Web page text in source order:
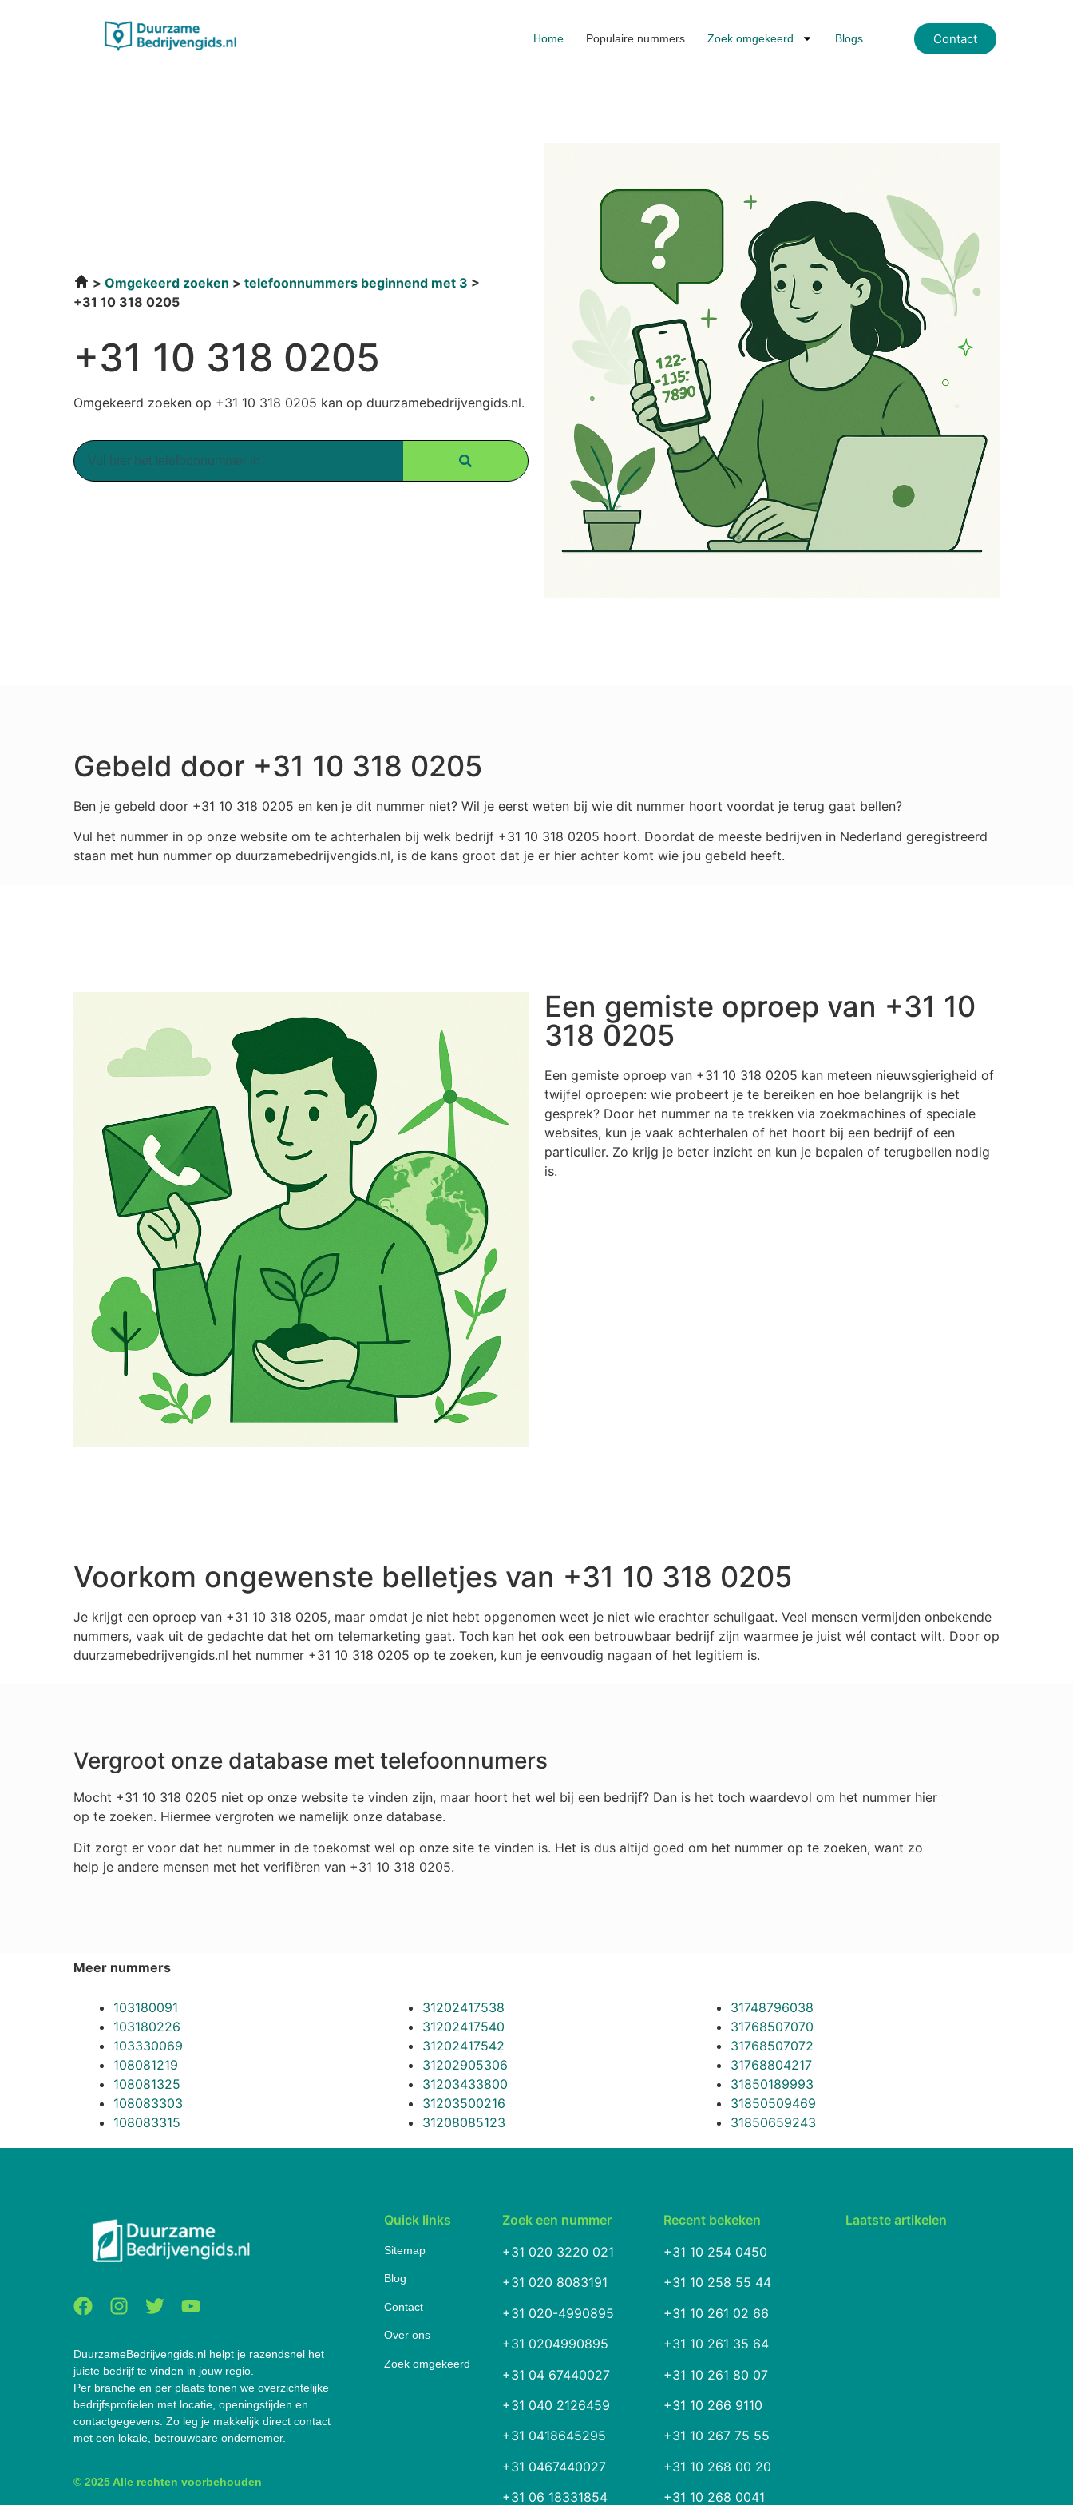
Home Populaire nummers Zoek omgekeerd Blogs Contact
Omgekeerd zoeken
telefoonnummers beginnend met 3
+31 10 318 0205
+31 10 318 0205
Omgekeerd zoeken op +31 10 318 0205 kan op duurzamebedrijvengids.nl.
Gebeld door +31 10 318 0205
Ben je gebeld door +31 10 318 0205 en ken je dit nummer niet? Wil je eerst weten bij wie dit nummer hoort voordat je terug gaat bellen?
Vul het nummer in op onze website om te achterhalen bij welk bedrijf +31 10 318 0205 hoort. Doordat de meeste bedrijven in Nederland geregistreerd
staan met hun nummer op duurzamebedrijvengids.nl, is de kans groot dat je er hier achter komt wie jou gebeld heeft.
Een gemiste oproep van +31 10
318 0205
Een gemiste oproep van +31 10 318 0205 kan meteen nieuwsgierigheid of
twijfel oproepen: wie probeert je te bereiken en hoe belangrijk is het
gesprek? Door het nummer na te trekken via zoekmachines of speciale
websites, kun je vaak achterhalen of het hoort bij een bedrijf of een
particulier. Zo krijg je beter inzicht en kun je bepalen of terugbellen nodig
is.
Voorkom ongewenste belletjes van +31 10 318 0205
Je krijgt een oproep van +31 10 318 0205, maar omdat je niet hebt opgenomen weet je niet wie erachter schuilgaat. Veel mensen vermijden onbekende
nummers, vaak uit de gedachte dat het om telemarketing gaat. Toch kan het ook een betrouwbaar bedrijf zijn waarmee je juist wél contact wilt. Door op
duurzamebedrijvengids.nl het nummer +31 10 318 0205 op te zoeken, kun je eenvoudig nagaan of het legitiem is.
Vergroot onze database met telefoonnumers
Mocht +31 10 318 0205 niet op onze website te vinden zijn, maar hoort het wel bij een bedrijf? Dan is het toch waardevol om het nummer hier
op te zoeken. Hiermee vergroten we namelijk onze database.
Dit zorgt er voor dat het nummer in de toekomst wel op onze site te vinden is. Het is dus altijd goed om het nummer op te zoeken, want zo
help je andere mensen met het verifiëren van +31 10 318 0205.
Meer nummers
103180091
103180226
103330069
108081219
108081325
108083303
108083315
31202417538
31202417540
31202417542
31202905306
31203433800
31203500216
31208085123
31748796038
31768507070
31768507072
31768804217
31850189993
31850509469
31850659243
DuurzameBedrijvengids.nl helpt je razendsnel het
juiste bedrijf te vinden in jouw regio.
Per branche en per plaats tonen we overzichtelijke
bedrijfsprofielen met locatie, openingstijden en
contactgegevens. Zo leg je makkelijk direct contact
met een lokale, betrouwbare ondernemer.
© 2025 Alle rechten voorbehouden
Quick links
Sitemap
Blog
Contact
Over ons
Zoek omgekeerd
Zoek een nummer
+31 020 3220 021
+31 020 8083191
+31 020-4990895
+31 0204990895
+31 04 67440027
+31 040 2126459
+31 0418645295
+31 0467440027
+31 06 18331854
Recent bekeken
+31 10 254 0450
+31 10 258 55 44
+31 10 261 02 66
+31 10 261 35 64
+31 10 261 80 07
+31 10 266 9110
+31 10 267 75 55
+31 10 268 00 20
+31 10 268 0041
Laatste artikelen